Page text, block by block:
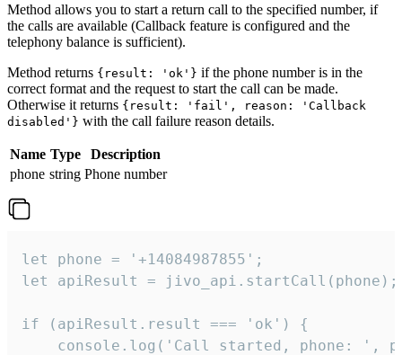
Method allows you to start a return call to the specified number, if
the calls are available (Callback feature is configured and the
telephony balance is sufficient).
Method returns {result: 'ok'} if the phone number is in the
correct format and the request to start the call can be made.
Otherwise it returns {result: 'fail', reason: 'Callback
disabled'} with the call failure reason details.
Name Type
Description
phone string Phone number
let phone = '+14084987855';
let apiResult = jivo_api.startCall(phone);
if (apiResult.result === 'ok') {
console.log('Call started, phone: ',